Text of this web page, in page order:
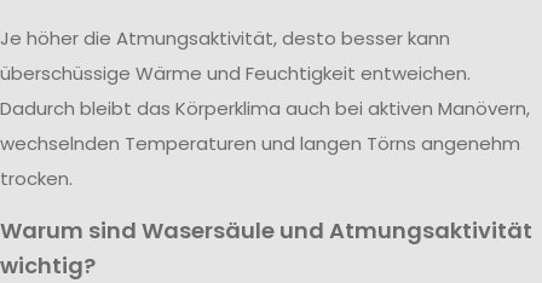
Je höher die Atmungsaktivität, desto besser kann
überschüssige Wärme und Feuchtigkeit entweichen.
Dadurch bleibt das Körperklima auch bei aktiven Manövern,
wechselnden Temperaturen und langen Törns angenehm
trocken.
Warum sind Wasersäule und Atmungsaktivität
wichtig?